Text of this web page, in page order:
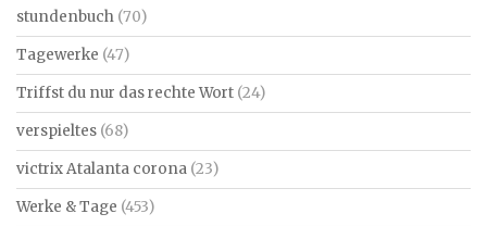
stundenbuch (70)
Tagewerke (47)
Triffst du nur das rechte Wort (24)
verspieltes (68)
victrix Atalanta corona (23)
Werke & Tage (453)